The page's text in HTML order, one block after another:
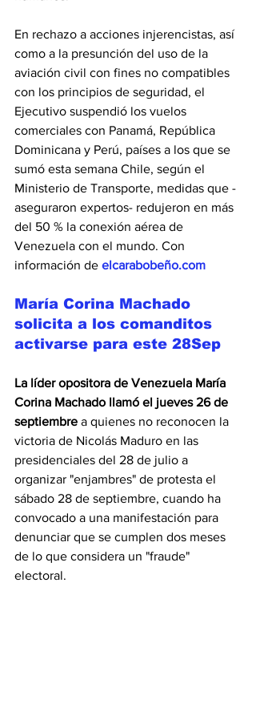
En rechazo a acciones injerencistas, así
como a la presunción del uso de la
aviación civil con fines no compatibles
con los principios de seguridad, el
Ejecutivo suspendió los vuelos
comerciales con Panamá, República
Dominicana y Perú, países a los que se
sumó esta semana Chile, según el
Ministerio de Transporte, medidas que -
aseguraron expertos- redujeron en más
del 50 % la conexión aérea de
Venezuela con el mundo. Con
información de elcarabobeño.com
María Corina Machado
solicita a los comanditos
activarse para este 28Sep
La líder opositora de Venezuela María
Corina Machado llamó el jueves 26 de
septiembre a quienes no reconocen la
victoria de Nicolás Maduro en las
presidenciales del 28 de julio a
organizar "enjambres" de protesta el
sábado 28 de septiembre, cuando ha
convocado a una manifestación para
denunciar que se cumplen dos meses
de lo que considera un "fraude"
electoral.